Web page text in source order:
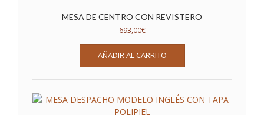
MESA DE CENTRO CON REVISTERO
693,00€
AÑADIR AL CARRITO